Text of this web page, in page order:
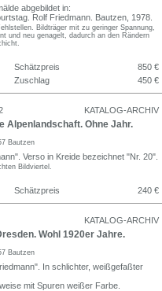
abgebildet in:
Rolf Friedmann. Bautzen, 1978.
Bildträger mit zu geringer Spannung,
und neu genagelt, dadurch an den Rändern
Schätzpreis
850 €
Zuschlag
450 €
KATALOG-ARCHIV
Alpenlandschaft. Ohne Jahr.
Bautzen
Verso in Kreide bezeichnet "Nr. 20".
Bildviertel.
Schätzpreis 240 €
KATALOG-ARCHIV
Wohl 1920er Jahre.
Bautzen
In schlichter, weißgefaßter
mit Spuren weißer Farbe.